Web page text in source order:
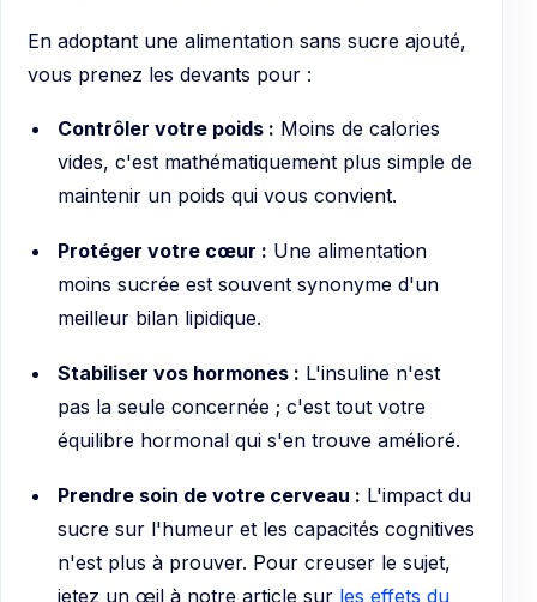
En adoptant une alimentation sans sucre ajouté,
vous prenez les devants pour :
Contrôler votre poids : Moins de calories
vides, c'est mathématiquement plus simple de
maintenir un poids qui vous convient.
Protéger votre cœur : Une alimentation
moins sucrée est souvent synonyme d'un
meilleur bilan lipidique.
Stabiliser vos hormones : L'insuline n'est
pas la seule concernée ; c'est tout votre
équilibre hormonal qui s'en trouve amélioré.
Prendre soin de votre cerveau : L'impact du
sucre sur l'humeur et les capacités cognitives
n'est plus à prouver. Pour creuser le sujet,
jetez un œil à notre article sur les effets du